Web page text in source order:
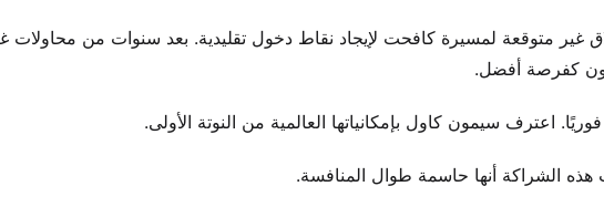
إطلاق غير متوقعة لمسيرة كافحت لإيجاد نقاط دخول تقليدية. بعد سنوات من محاولات
كفرصة أفضل.